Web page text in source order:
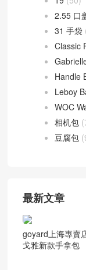
2.55 口
31 手袋
Classic
Handle
Leboy
WOC
相机包
豆腐包
最新文章
goyard上海專賣
戈雅新款手拿包